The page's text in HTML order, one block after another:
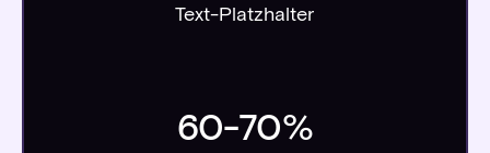
Text-Platzhalter
60-70%